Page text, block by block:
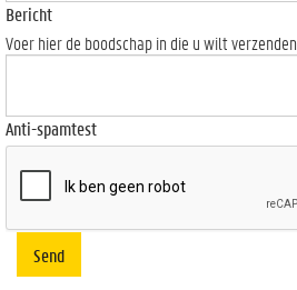
Bericht
Voer hier de boodschap in die u wilt verzenden.
Anti-spamtest
Send